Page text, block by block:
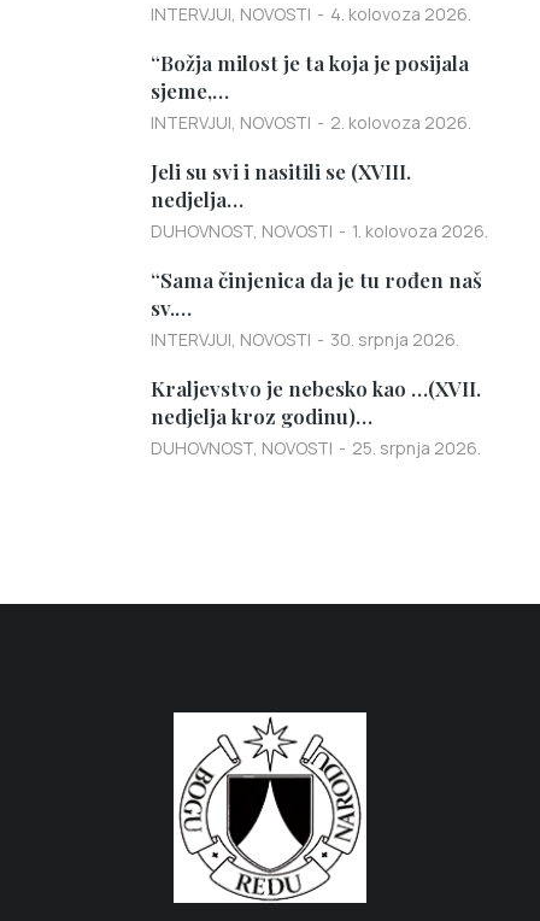
INTERVJUI NOVOSTI 4. kolovoza 2026.
“Božja milost je ta koja je posijala
sjeme,…
INTERVJUI NOVOSTI 2. kolovoza 2026.
Jeli su svi i nasitili se (XVIII.
nedjelja…
DUHOVNOST NOVOSTI 1. kolovoza 2026.
“Sama činjenica da je tu rođen naš
sv.…
INTERVJUI NOVOSTI 30. srpnja 2026.
Kraljevstvo je nebesko kao …(XVII.
nedjelja kroz godinu)…
DUHOVNOST NOVOSTI 25. srpnja 2026.